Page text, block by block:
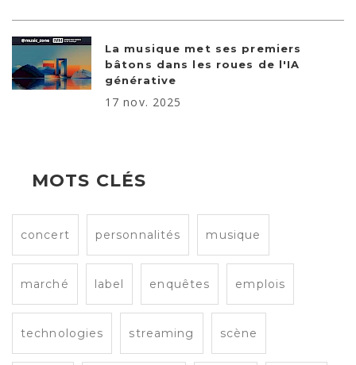
La musique met ses premiers
bâtons dans les roues de l'IA
générative
17 nov. 2025
MOTS CLÉS
concert personnalités musique
marché label enquêtes emplois
technologies streaming scène